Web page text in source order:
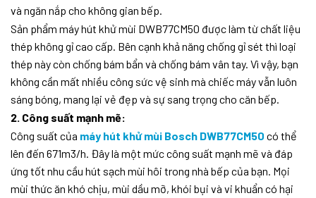
và ngăn nắp cho không gian bếp.
Sản phẩm máy hút khử mùi DWB77CM50 được làm từ chất liệu
thép không gỉ cao cấp. Bên cạnh khả năng chống gỉ sét thì loại
thép này còn chống bám bẩn và chống bám vân tay. Vì vậy, bạn
không cần mất nhiều công sức vệ sinh mà chiếc máy vẫn luôn
sáng bóng, mang lại vẻ đẹp và sự sang trọng cho căn bếp.
2. Công suất mạnh mẽ:
Công suất của máy hút khử mùi Bosch DWB77CM50 có thể
lên đến 671m3/h. Đây là một mức công suất mạnh mẽ và đáp
ứng tốt nhu cầu hút sạch mùi hôi trong nhà bếp của bạn. Mọi
mùi thức ăn khó chịu, mùi dầu mỡ, khói bụi và vi khuẩn có hại